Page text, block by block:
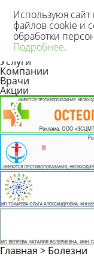
Новости
Статьи
Услуги
Компании
Врачи
Акции
Главная > Болезни
Используюя сайт
файлов cookie и
обработки
Подробнее.